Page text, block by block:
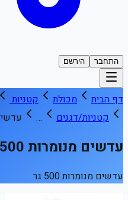
התחבר הירשם
דף הבית מכולת קטניות
קטניות/דגנים
… עדשים
עדשים מנומרות 500 גרם
עדשים מנומרות 500 גר